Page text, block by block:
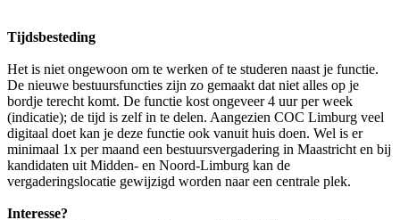
Tijdsbesteding
Het is niet ongewoon om te werken of te studeren naast je functie.
De nieuwe bestuursfuncties zijn zo gemaakt dat niet alles op je
bordje terecht komt. De functie kost ongeveer 4 uur per week
(indicatie); de tijd is zelf in te delen. Aangezien COC Limburg veel
digitaal doet kan je deze functie ook vanuit huis doen. Wel is er
minimaal 1x per maand een bestuursvergadering in Maastricht en bij
kandidaten uit Midden- en Noord-Limburg kan de
vergaderingslocatie gewijzigd worden naar een centrale plek.
Interesse?